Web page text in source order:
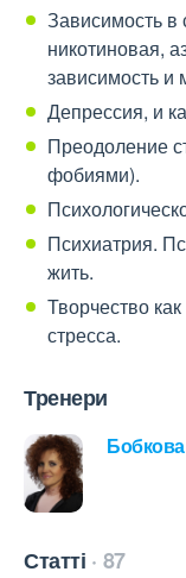
Зависимость в
никотиновая,
зависимость и
Депрессия, и
Преодоление
фобиями).
Психиатрия.
жить.
Творчество
стресса.
Тренери
Статті 87